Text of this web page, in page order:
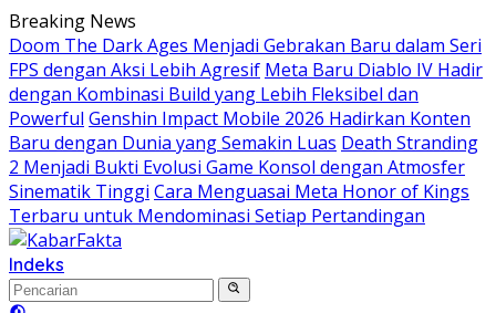
Langsung
ke
konten
Breaking News
Doom The Dark Ages Menjadi Gebrakan Baru dalam Seri
FPS dengan Aksi Lebih Agresif Meta Baru Diablo IV Hadir
dengan Kombinasi Build yang Lebih Fleksibel dan
Powerful Genshin Impact Mobile 2026 Hadirkan Konten
Baru dengan Dunia yang Semakin Luas Death Stranding
2 Menjadi Bukti Evolusi Game Konsol dengan Atmosfer
Sinematik Tinggi Cara Menguasai Meta Honor of Kings
Terbaru untuk Mendominasi Setiap Pertandingan
Indeks